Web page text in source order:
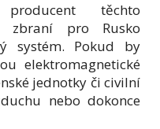
těchto
zbraní pro Rusko
systém. Pokud by
elektromagnetické
jednotky či civilní
nebo dokonce